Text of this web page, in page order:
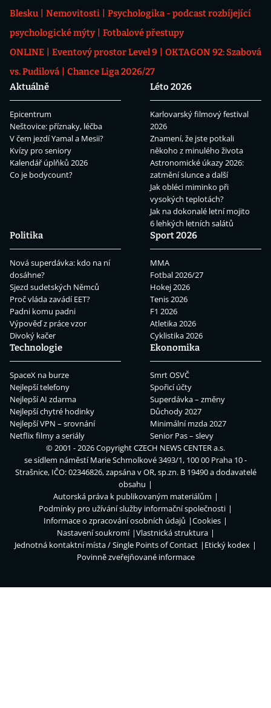
Blesku Nemovitosti
Psychologika - podcast rozbíjející
psychologické mýty
Fotbalové přestupy
ONLINE
Eventový prostor Level 9
OKTAGON 92: Szabová
vs. Pudilová
Chance Liga 2026/27
Aktuálně
Epicentrum
Neštovice: příznaky, léčba
V čem jezdí Yamal a Mesii?
Kvízy pro seniory
Kalendář úplňků 2026
Co je bodycount?
Léto 2026
Karlovarský filmový festival
2026
Znamení, že jste potkali
někoho z minulého života
Astronomické úkazy 2026:
zatmění slunce a další
Jak obléci miminko při
vysokých teplotách?
Jak na dokonalé letní mojito
6 lehkých letních salátů
Politika
Nová superdávka: kdo na ní
dosáhne?
Sjezd sudetských Němců
Proč vláda zavádí EET?
Padni komu padni
Výpověď z práce vzor
Divoký kačer
Sport 2026
MMA
Fotbal 2026/27
Hokej 2026
Tenis 2026
F1 2026
Atletika 2026
Cyklistika 2026
Technologie
SpaceX na burze
Nejlepší telefony
Nejlepší AI zdarma
Nejlepší chytré hodinky
Nejlepší VPN – srovnání
Netflix filmy a seriály
Ekonomika
Smrt OSVČ
Spořicí účty
Superdávka – změny
Důchody 2027
Minimální mzda 2027
Senior Pas – slevy
© 2001 - 2026 CopyrightCZECH NEWS CENTER a.s.
se sídlem náměstí Marie Schmolkové 3493/1, 100 00 Praha 10 -
Strašnice, IČO: 02346826, zapsána v OR, sp.zn. B 19490 a dodavatelé
obsahu
Autorská práva k publikovaným materiálům
Podmínky pro užívání služby informační společnosti
Informace o zpracování osobních údajů
Cookies
Nastavení soukromí
Vlastnická struktura
Jednotná kontaktní místa / Single Points of Contact
Etický kodex
Povinně zveřejňované informace